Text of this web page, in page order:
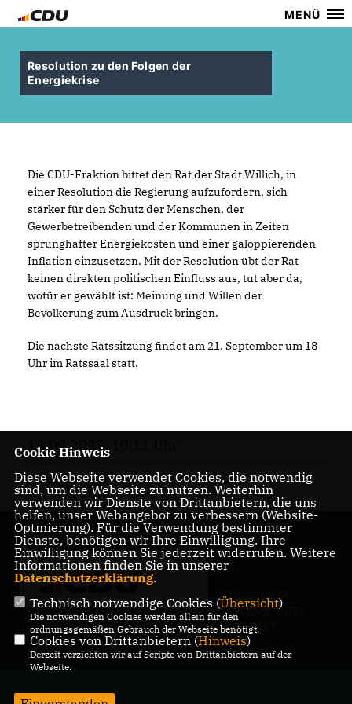
MENÜ
Resolution zu den Folgen der
Energiekrise
Die CDU-Fraktion bittet den Rat der Stadt Willich, in
einer Resolution die Regierung aufzufordern, sich
stärker für den Schutz der Menschen, der
Gewerbetreibenden und der Kommunen in Zeiten
sprunghafter Energiekosten und einer galoppierenden
Inflation einzusetzen. Mit der Resolution übt der Rat
keinen direkten politischen Einfluss aus, tut aber da,
wofür er gewählt ist: Meinung und Willen der
Bevölkerung zum Ausdruck bringen.
Die nächste Ratssitzung findet am 21. September um 18
Uhr im Ratssaal statt.
13.09.2022, 10:11 Uhr
FRAKTION
IMPRESSUM
DATENSCHUTZ
KONTAKT
Alle Rechte vorbehalten.
Cookie Hinweis
Diese Webseite verwendet Cookies, die notwendig
sind, um die Webseite zu nutzen. Weiterhin
verwenden wir Dienste von Drittanbietern, die uns
helfen, unser Webangebot zu verbessern (Website-
Optmierung). Für die Verwendung bestimmter
Dienste, benötigen wir Ihre Einwilligung. Ihre
Einwilligung können Sie jederzeit widerrufen. Weitere
Informationen finden Sie in unserer
Datenschutzerklärung.
Technisch notwendige Cookies (Übersicht)
Die notwendigen Cookies werden allein für den
ordnungsgemäßen Gebrauch der Webseite benötigt.
Cookies von Drittanbietern (Hinweis)
Derzeit verzichten wir auf Scripte von Drittanbietern auf der
Webseite.